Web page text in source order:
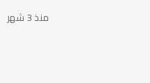
منذ 3 شهر